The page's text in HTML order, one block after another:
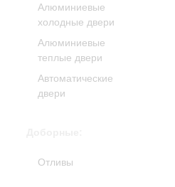
Алюминиевые
холодные двери
Алюминиевые
теплые двери
Автоматические
двери
Отливы